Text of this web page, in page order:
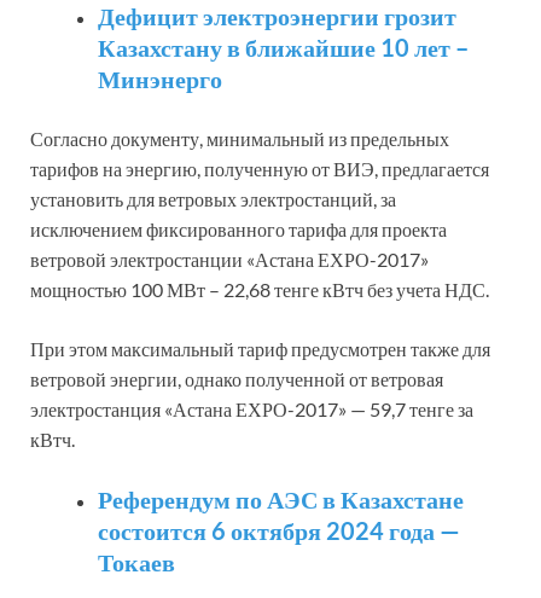
Дефицит электроэнергии грозит
Казахстану в ближайшие 10 лет –
Минэнерго
Согласно документу, минимальный из предельных
тарифов на энергию, полученную от ВИЭ, предлагается
установить для ветровых электростанций, за
исключением фиксированного тарифа для проекта
ветровой электростанции «Астана ЕХРО-2017»
мощностью 100 МВт – 22,68 тенге кВтч без учета НДС.
При этом максимальный тариф предусмотрен также для
ветровой энергии, однако полученной от ветровая
электростанция «Астана ЕХРО-2017» — 59,7 тенге за
кВтч.
Референдум по АЭС в Казахстане
состоится 6 октября 2024 года —
Токаев